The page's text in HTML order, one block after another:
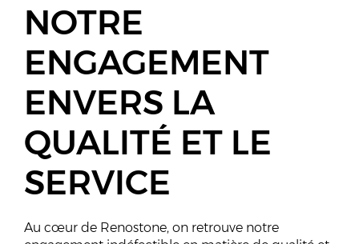
NOTRE
ENGAGEMENT
ENVERS LA
QUALITÉ ET LE
SERVICE
Au cœur de Renostone, on retrouve notre